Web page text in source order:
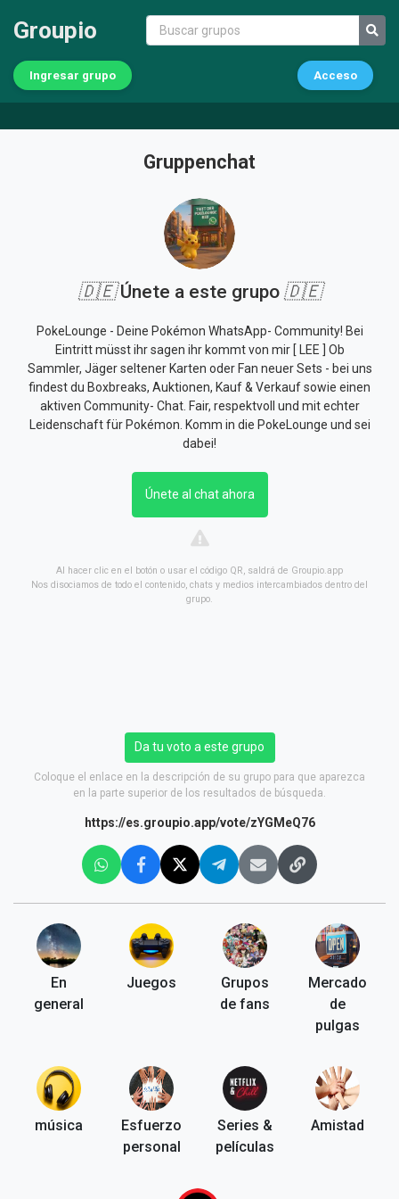
Groupio
Ingresar grupo Acceso
Gruppenchat
🇩🇪Únete a este grupo 🇩🇪
PokeLounge - Deine Pokémon WhatsApp- Community! Bei
Eintritt müsst ihr sagen ihr kommt von mir [ LEE ] Ob
Sammler, Jäger seltener Karten oder Fan neuer Sets - bei uns
findest du Boxbreaks, Auktionen, Kauf & Verkauf sowie einen
aktiven Community- Chat. Fair, respektvoll und mit echter
Leidenschaft für Pokémon. Komm in die PokeLounge und sei
dabei!
Únete al chat ahora
Al hacer clic en el botón o usar el código QR, saldrá de Groupio.app
Nos disociamos de todo el contenido, chats y medios intercambiados dentro del
grupo.
Da tu voto a este grupo
Coloque el enlace en la descripción de su grupo para que aparezca
en la parte superior de los resultados de búsqueda.
https://es.groupio.app/vote/zYGMeQ76
En
general
Juegos
Grupos
de fans
Mercado
de
pulgas
música
Esfuerzo
personal
Series &
películas
Amistad